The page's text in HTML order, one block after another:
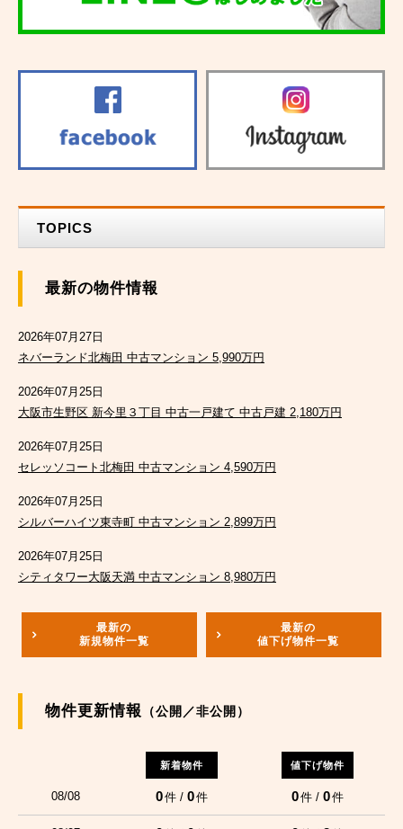
TOPICS
最新の物件情報
2026年07月27日
ネバーランド北梅田 中古マンション 5,990万円
2026年07月25日
大阪市生野区 新今里３丁目 中古一戸建て 中古戸建 2,180万円
2026年07月25日
セレッソコート北梅田 中古マンション 4,590万円
2026年07月25日
シルバーハイツ東寺町 中古マンション 2,899万円
2026年07月25日
シティタワー大阪天満 中古マンション 8,980万円
最新の
新規物件一覧
最新の
値下げ物件一覧
物件更新情報 （公開／非公開）
新着物件 値下げ物件
08/08 0件 / 0件 0件 / 0件